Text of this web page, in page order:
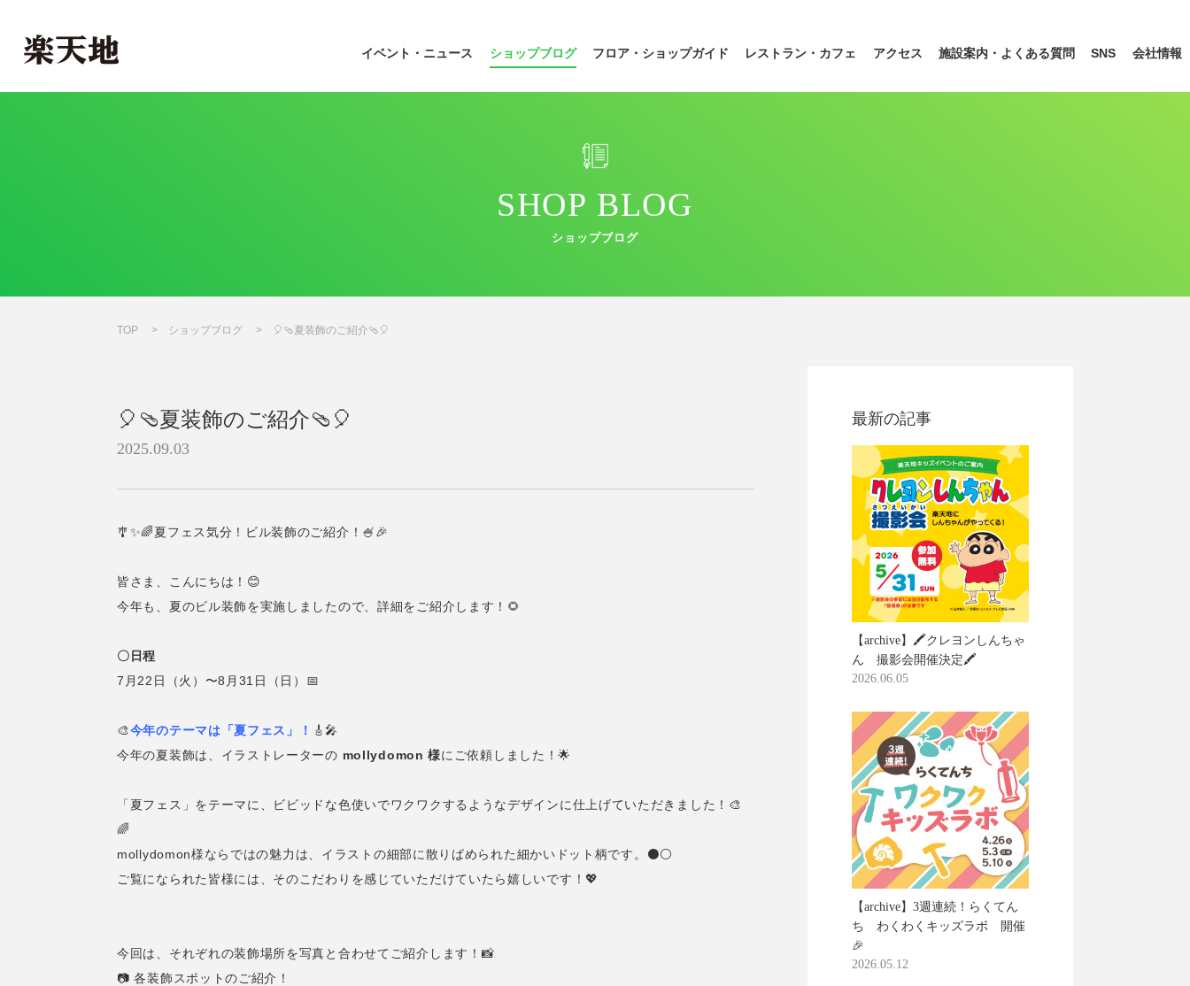
イベント・ニュース ショップブログ フロア・ ショップガイド レストラン ・カフェ アクセス 施設案内・ よくある質問 SNS 会社情報
SHOP BLOG
ショップブログ
TOP ショップブログ 🎈🩴夏装飾のご紹介🩴🎈
🎈🩴夏装飾のご紹介🩴🎈
2025.09.03
🎐✨🌈夏フェス気分！ビル装飾のご紹介！🍧🎉
皆さま、こんにちは！😊
今年も、夏のビル装飾を実施しましたので、詳細をご紹介します！🌻
〇日程
7月22日（火）〜8月31日（日）📅
🎨今年のテーマは「夏フェス」！ 🎸🎤
今年の夏装飾は、イラストレーターの mollydomon 様にご依頼しました！🌟
「夏フェス」をテーマに、ビビッドな色使いでワクワクするようなデザインに仕上げていただきました！🎨
🌈
mollydomon様ならではの魅力は、イラストの細部に散りばめられた細かいドット柄です。⚫️⚪️
ご覧になられた皆様には、そのこだわりを感じていただけていたら嬉しいです！💖
今回は、それぞれの装飾場所を写真と合わせてご紹介します！📸
📷 各装飾スポットのご紹介！
最新の記事
【archive】🖍️クレヨンしんちゃ
ん 撮影会開催決定🖍️
2026.06.05
【archive】3週連続！らくてん
ち わくわくキッズラボ 開催
🎉
2026.05.12